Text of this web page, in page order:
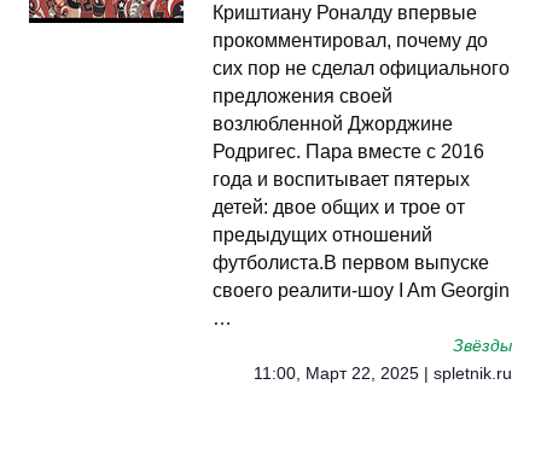
Криштиану Роналду впервые
прокомментировал, почему до
сих пор не сделал официального
предложения своей
возлюбленной Джорджине
Родригес. Пара вместе с 2016
года и воспитывает пятерых
детей: двое общих и трое от
предыдущих отношений
футболиста.В первом выпуске
своего реалити-шоу I Am Georgin
…
Звёзды
11:00, Март 22, 2025 | spletnik.ru